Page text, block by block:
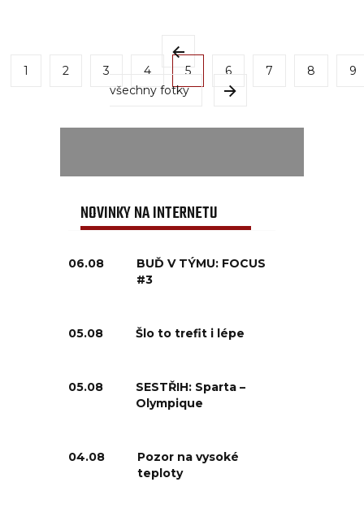
1 2 3 4 5 6 7 8
9
všechny fotky
NOVINKY NA INTERNETU
06.08
BUĎ V TÝMU: FOCUS
#3
05.08 Šlo to trefit i lépe
05.08
SESTŘIH: Sparta –
Olympique
04.08
Pozor na vysoké
teploty